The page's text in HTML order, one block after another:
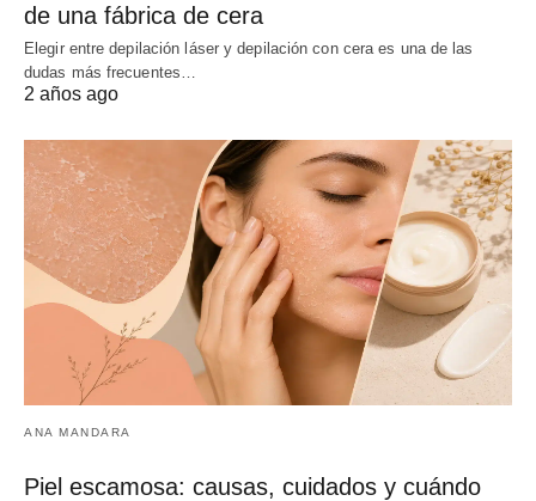
de una fábrica de cera
Elegir entre depilación láser y depilación con cera es una de las
dudas más frecuentes…
2 años ago
ANA MANDARA
Piel escamosa: causas, cuidados y cuándo